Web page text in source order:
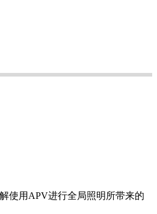
使用APV进行全局照明所带来的